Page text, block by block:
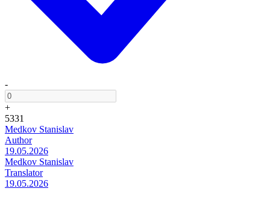
-
+
5331
Medkov Stanislav
Author
19.05.2026
Medkov Stanislav
Translator
19.05.2026